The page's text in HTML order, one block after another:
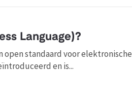
Language)?
open standaard voor
en is...